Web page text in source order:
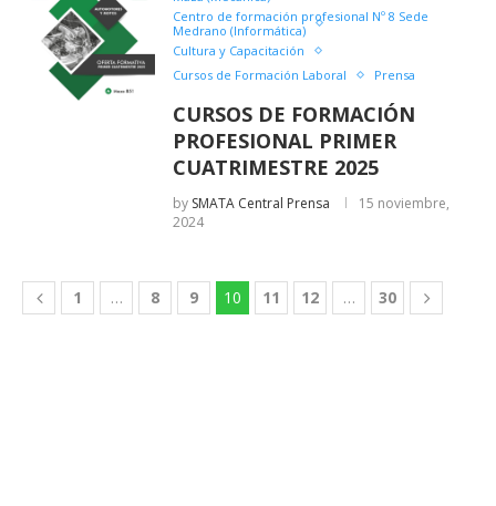
Centro de formación profesional Nº 8 Sede
Medrano (Informática)
Cultura y Capacitación
Cursos de Formación Laboral
Prensa
CURSOS DE FORMACIÓN
PROFESIONAL PRIMER
CUATRIMESTRE 2025
by SMATA Central Prensa
15 noviembre,
2024
1 … 8 9 10 11 12 … 30